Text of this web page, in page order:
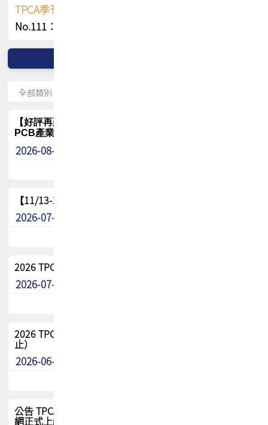
TPCA季刊 FREE 線上版
No.111：PCB全球風險布局與韌性
【好評再延長】PCB GPT 全面開放體驗延長到8月!!
PCB產業專屬 AI 知識平台
2026-08-04
【11/13-15】2026 TPCA 百岳登頂_南橫三星
2026-07-22
2026 TPCA中南區會員問卷暨7/31交流餐敘報名
2026-07-08
2026 TPCA健康盃保齡球聯誼賽 熱烈報名中（8/3報名截
止）
2026-06-29
公告 TPCA 台灣電路板協會官網將迎來新面貌，7/1 新官
網正式上線！